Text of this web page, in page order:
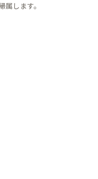
します。